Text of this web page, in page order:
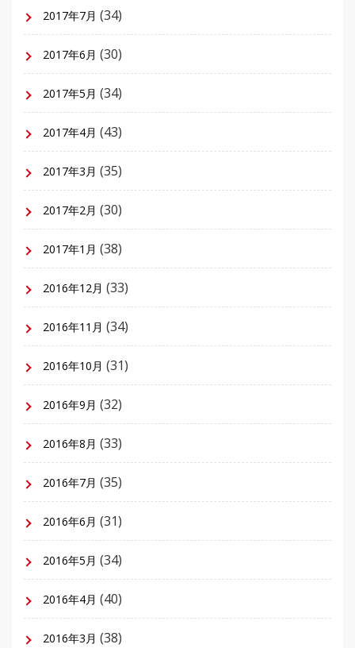
2017年7月 (34)
2017年6月 (30)
2017年5月 (34)
2017年4月 (43)
2017年3月 (35)
2017年2月 (30)
2017年1月 (38)
2016年12月 (33)
2016年11月 (34)
2016年10月 (31)
2016年9月 (32)
2016年8月 (33)
2016年7月 (35)
2016年6月 (31)
2016年5月 (34)
2016年4月 (40)
2016年3月 (38)